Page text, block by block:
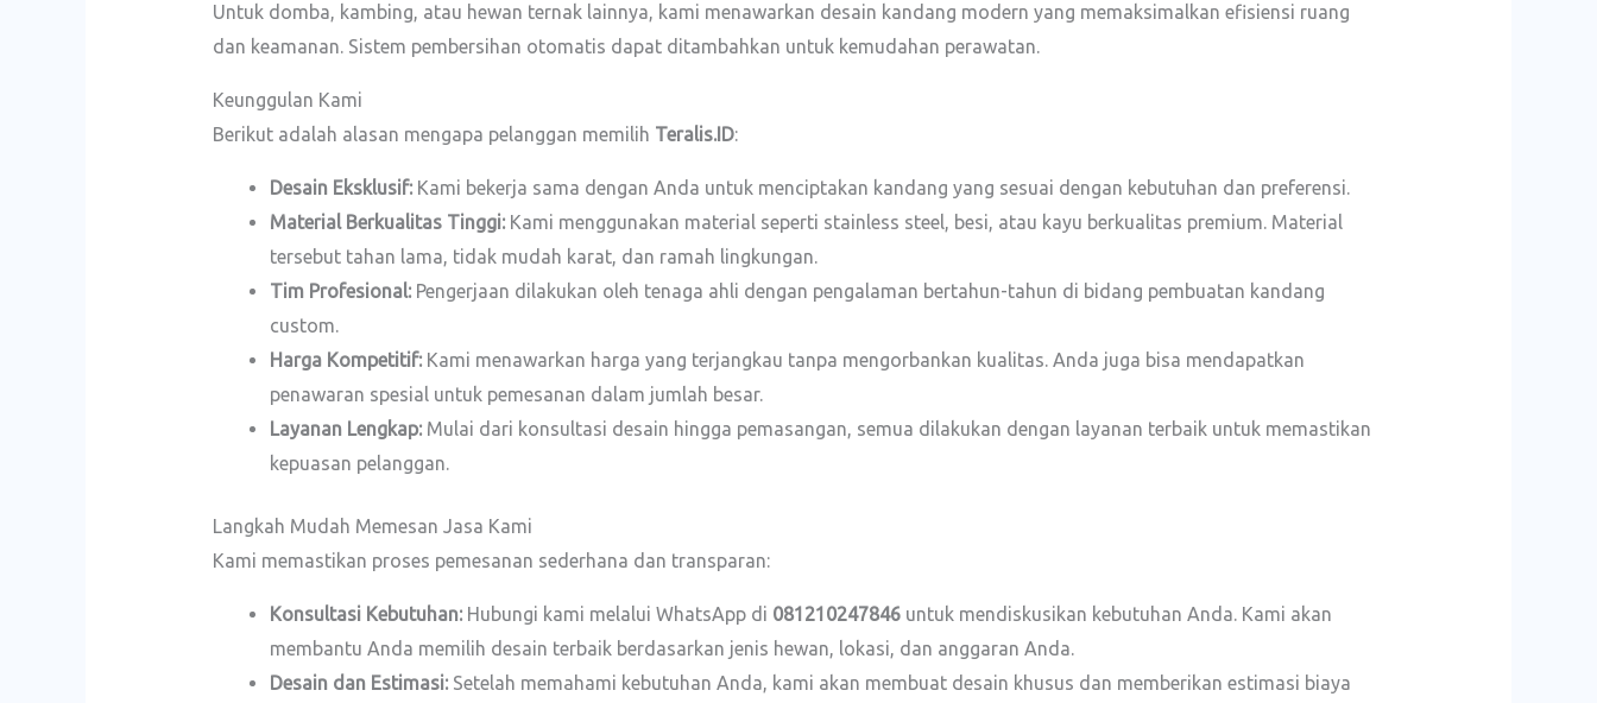
Untuk domba, kambing, atau hewan ternak lainnya, kami menawarkan desain kandang modern yang memaksimalkan efisiensi ruang
dan keamanan. Sistem pembersihan otomatis dapat ditambahkan untuk kemudahan perawatan.
Keunggulan Kami
Berikut adalah alasan mengapa pelanggan memilih Teralis.ID:
Desain Eksklusif:Kami bekerja sama dengan Anda untuk menciptakan kandang yang sesuai dengan kebutuhan dan preferensi.
Material Berkualitas Tinggi:Kami menggunakan material seperti stainless steel, besi, atau kayu berkualitas premium. Material
tersebut tahan lama, tidak mudah karat, dan ramah lingkungan.
Tim Profesional:Pengerjaan dilakukan oleh tenaga ahli dengan pengalaman bertahun-tahun di bidang pembuatan kandang
custom.
Harga Kompetitif:Kami menawarkan harga yang terjangkau tanpa mengorbankan kualitas. Anda juga bisa mendapatkan
penawaran spesial untuk pemesanan dalam jumlah besar.
Layanan Lengkap:Mulai dari konsultasi desain hingga pemasangan, semua dilakukan dengan layanan terbaik untuk memastikan
kepuasan pelanggan.
Langkah Mudah Memesan Jasa Kami
Kami memastikan proses pemesanan sederhana dan transparan:
Konsultasi Kebutuhan:Hubungi kami melalui WhatsApp di 081210247846untuk mendiskusikan kebutuhan Anda. Kami akan
membantu Anda memilih desain terbaik berdasarkan jenis hewan, lokasi, dan anggaran Anda.
Desain dan Estimasi:Setelah memahami kebutuhan Anda, kami akan membuat desain khusus dan memberikan estimasi biaya